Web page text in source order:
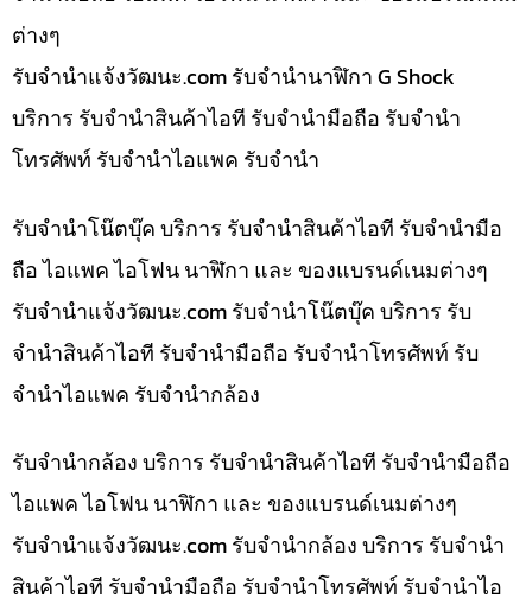
ต่างๆ
รับจํานําแจ้งวัฒนะ.com รับจำนำนาฬิกา G Shock
บริการ รับจำนำสินค้าไอที รับจำนำมือถือ รับจำนำ
โทรศัพท์ รับจำนำไอแพค รับจำนำ
รับจำนำโน๊ตบุ๊ค บริการ รับจำนำสินค้าไอที รับจำนำมือ
ถือ ไอแพค ไอโฟน นาฬิกา และ ของแบรนด์เนมต่างๆ
รับจํานําแจ้งวัฒนะ.com รับจำนำโน๊ตบุ๊ค บริการ รับ
จำนำสินค้าไอที รับจำนำมือถือ รับจำนำโทรศัพท์ รับ
จำนำไอแพค รับจำนำกล้อง
รับจำนำกล้อง บริการ รับจำนำสินค้าไอที รับจำนำมือถือ
ไอแพค ไอโฟน นาฬิกา และ ของแบรนด์เนมต่างๆ
รับจํานําแจ้งวัฒนะ.com รับจำนำกล้อง บริการ รับจำนำ
สินค้าไอที รับจำนำมือถือ รับจำนำโทรศัพท์ รับจำนำไอ